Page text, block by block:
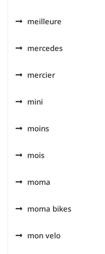
meilleure
mercedes
mercier
mini
moins
mois
moma
moma bikes
mon velo